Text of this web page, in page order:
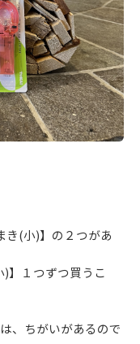
き(小)】の２つがあ
】１つずつ買うこ
、ちがいがあるので